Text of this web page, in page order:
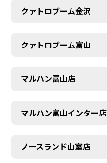
クァトロブーム金沢
クァトロブーム富山
マルハン富山店
マルハン富山インター店
ノースランド山室店